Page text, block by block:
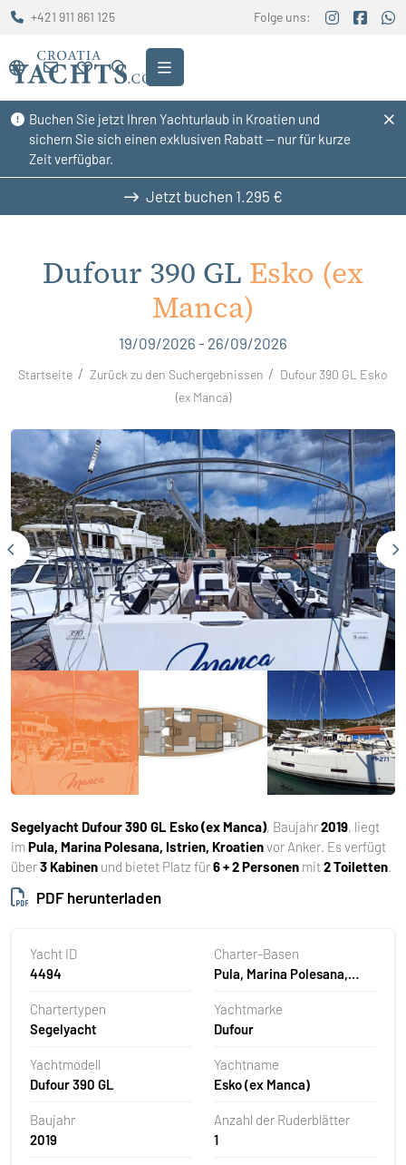
Buchen Sie jetzt Ihren Yachturlaub in Kroatien und
sichern Sie sich einen exklusiven Rabatt — nur für kurze
Zeit verfügbar.
+421 911 861 125 Folge uns:
Jetzt buchen 1.295 €
Dufour 390 GL Esko (ex
Manca)
19/09/2026 - 26/09/2026
Startseite Zurück zu den Suchergebnissen
Dufour 390 GL Esko
(ex Manca)
Segelyacht Dufour 390 GL Esko (ex Manca), Baujahr2019, liegt
imPula, Marina Polesana, Istrien, Kroatienvor Anker. Es verfügt
über3 Kabinen und bietet Platz für6 + 2 Personen mit2 Toiletten.
PDF herunterladen
Yacht ID
4494
Charter-Basen
Pula, Marina Polesana,
Chartertypen
Segelyacht
Yachtmarke
Dufour
Yachtmodell
Dufour 390 GL
Yachtname
Esko (ex Manca)
Baujahr
2019
Anzahl der Ruderblätter
1